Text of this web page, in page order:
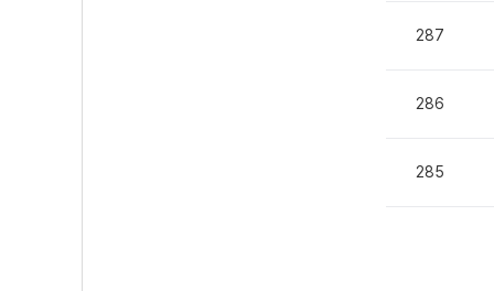
287
286
285